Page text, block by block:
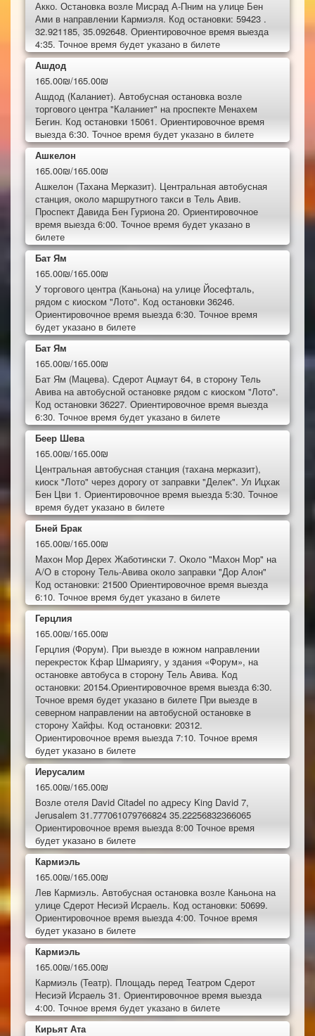
Акко. Остановка возле Мисрад А-Пним на улице Бен
Ами в направлении Кармиэля. Код остановки: 59423 .
32.921185, 35.092648. Ориентировочное время выезда
4:35. Точное время будет указано в билете
Ашдод
165.00₪/165.00₪
Ашдод (Каланиет). Автобусная остановка возле
торгового центра "Каланиет" на проспекте Менахем
Бегин. Код остановки 15061. Ориентировочное время
выезда 6:30. Точное время будет указано в билете
Ашкелон
165.00₪/165.00₪
Ашкелон (Тахана Мерказит). Центральная автобусная
станция, около маршрутного такси в Тель Авив.
Проспект Давида Бен Гуриона 20. Ориентировочное
время выезда 6:00. Точное время будет указано в
билете
Бат Ям
165.00₪/165.00₪
У торгового центра (Каньона) на улице Йосефталь,
рядом с киоском "Лото". Код остановки 36246.
Ориентировочное время выезда 6:30. Точное время
будет указано в билете
Бат Ям
165.00₪/165.00₪
Бат Ям (Мацева). Сдерот Ацмаут 64, в сторону Тель
Авива на автобусной остановке рядом с киоском "Лото".
Код остановки 36227. Ориентировочное время выезда
6:30. Точное время будет указано в билете
Беер Шева
165.00₪/165.00₪
Центральная автобусная станция (тахана мерказит),
киоск "Лото" через дорогу от заправки "Делек". Ул Ицхак
Бен Цви 1. Ориентировочное время выезда 5:30. Точное
время будет указано в билете
Бней Брак
165.00₪/165.00₪
Махон Мор Дерех Жаботински 7. Около "Махон Мор" на
А/О в сторону Тель-Авива около заправки "Дор Алон"
Код остановки: 21500 Ориентировочное время выезда
6:10. Точное время будет указано в билете
Герцлия
165.00₪/165.00₪
Герцлия (Форум). При выезде в южном направлении
перекресток Кфар Шмариягу, у здания «Форум», на
остановке автобуса в сторону Тель Авива. Код
остановки: 20154.Ориентировочное время выезда 6:30.
Точное время будет указано в билете При выезде в
северном направлении на автобусной остановке в
сторону Хайфы. Код остановки: 20312.
Ориентировочное время выезда 7:10. Точное время
будет указано в билете
Иерусалим
165.00₪/165.00₪
Возле отеля David Citadel по адресу King David 7,
Jerusalem 31.777061079766824 35.22256832366065
Ориентировочное время выезда 8:00 Точное время
будет указано в билете
Кармиэль
165.00₪/165.00₪
Лев Кармиэль. Автобусная остановка возле Каньона на
улице Сдерот Несиэй Исраель. Код остановки: 50699.
Ориентировочное время выезда 4:00. Точное время
будет указано в билете
Кармиэль
165.00₪/165.00₪
Кармиэль (Театр). Площадь перед Театром Сдерот
Несиэй Исраель 31. Ориентировочное время выезда
4:00. Точное время будет указано в билете
Кирьят Ата